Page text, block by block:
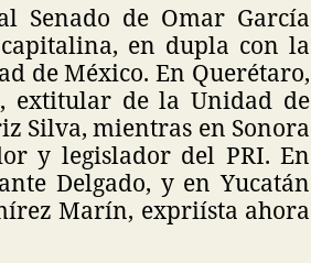
Senado de Omar García
en dupla con la
de México. En Querétaro,
extitular de la Unidad de
Silva, mientras en Sonora
y legislador del PRI. En
Delgado, y en Yucatán
Marín, expriísta ahora